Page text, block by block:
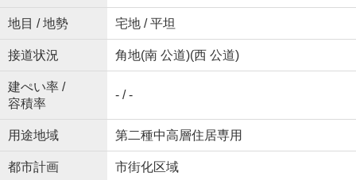
地目 / 地勢 宅地 / 平坦
接道状況 角地(南 公道)(西 公道)
建ぺい率 /
容積率
- / -
用途地域 第二種中高層住居専用
都市計画 市街化区域